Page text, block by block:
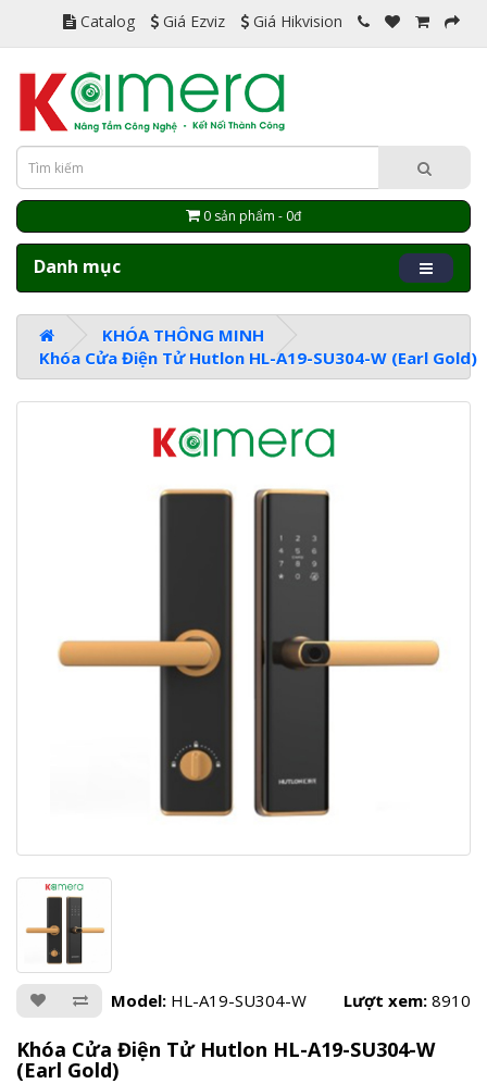
Catalog Giá Ezviz Giá Hikvision
0 sản phẩm - 0đ
Danh mục
KHÓA THÔNG MINH
Khóa Cửa Điện Tử Hutlon HL-A19-SU304-W (Earl Gold)
Model: HL-A19-SU304-W Lượt xem: 8910
Khóa Cửa Điện Tử Hutlon HL-A19-SU304-W
(Earl Gold)